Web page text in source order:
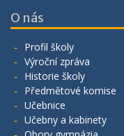
O nás
Profil školy
Výroční zpráva
Historie školy
Předmětové komise
Učebnice
Učebny a kabinety